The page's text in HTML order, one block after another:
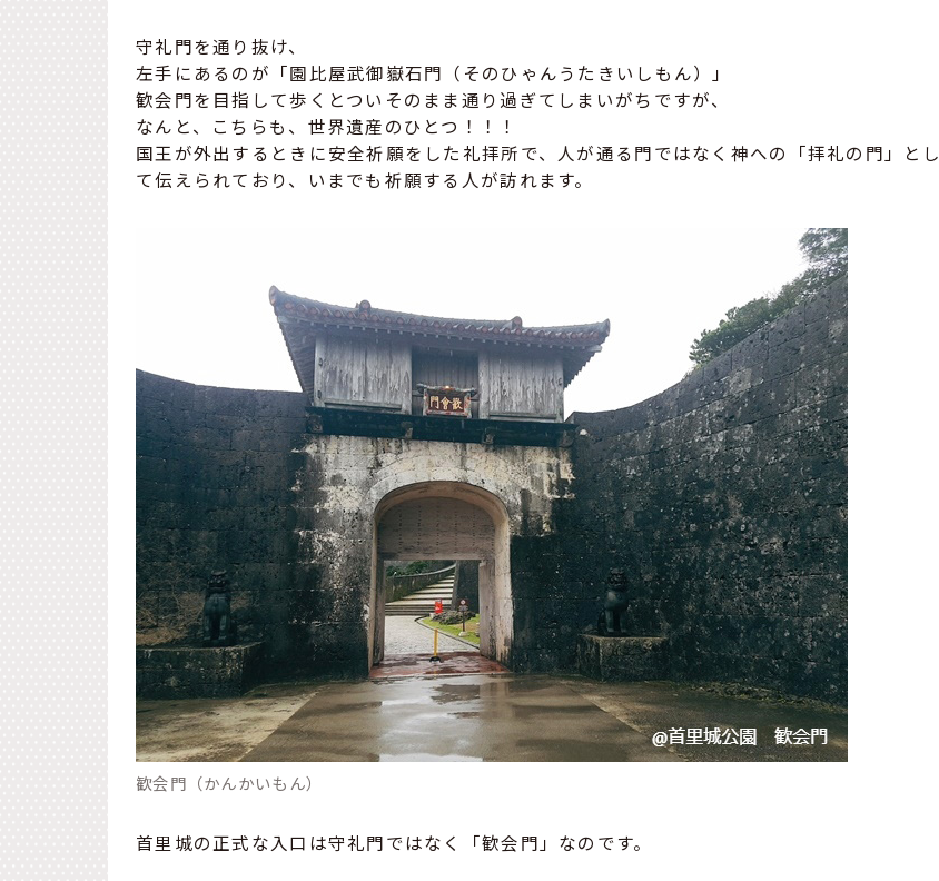
守礼門を通り抜け、
左手にあるのが「園比屋武御嶽石門（そのひゃんうたきいしもん）」
歓会門を目指して歩くとついそのまま通り過ぎてしまいがちですが、
なんと、こちらも、世界遺産のひとつ！！！
国王が外出するときに安全祈願をした礼拝所で、人が通る門ではなく神への「拝礼の門」とし
て伝えられており、いまでも祈願する人が訪れます。
歓会門（かんかいもん）
首里城の正式な入口は守礼門ではなく「歓会門」なのです。